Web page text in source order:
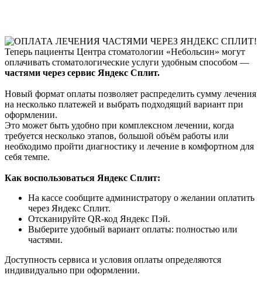
Теперь пациенты Центра стоматологии «Небольсин» могут
оплачивать стоматологические услуги удобным способом —
частями через сервис Яндекс Сплит.
Новый формат оплаты позволяет распределить сумму лечения
на несколько платежей и выбрать подходящий вариант при
оформлении.
Это может быть удобно при комплексном лечении, когда
требуется несколько этапов, большой объём работы или
необходимо пройти диагностику и лечение в комфортном для
себя темпе.
Как воспользоваться Яндекс Сплит:
На кассе сообщите администратору о желании оплатить
через Яндекс Сплит.
Отсканируйте QR-код Яндекс Пэй.
Выберите удобный вариант оплаты: полностью или
частями.
Доступность сервиса и условия оплаты определяются
индивидуально при оформлении.